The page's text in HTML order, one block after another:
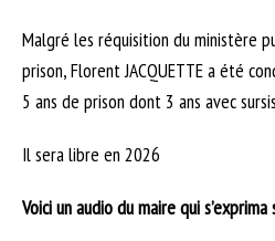
Malgré les réquisition du ministère
prison, Florent JACQUETTE a été
5 ans de prison dont 3 ans avec
Il sera libre en 2026
Voici un audio du maire qui